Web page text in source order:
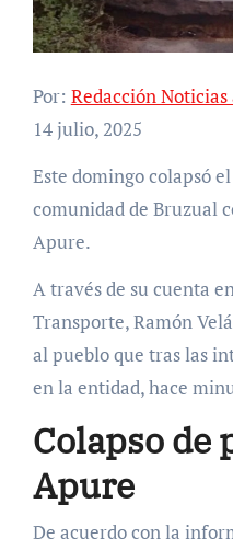
Por: Redacción
14 julio, 2025
Este domingo colapsó el punte que comunica la
comunidad de Bruzual
Apure.
A través de su cuenta
Transporte, Ramón
al pueblo que tras las
en la entidad, hace
Colapso de
Apure
De acuerdo con la